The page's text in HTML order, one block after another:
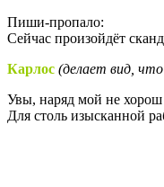
Пиши-пропало:
Сейчас произойдёт
Карлос (делает вид,
Увы, наряд мой не хорош
Для столь изысканной